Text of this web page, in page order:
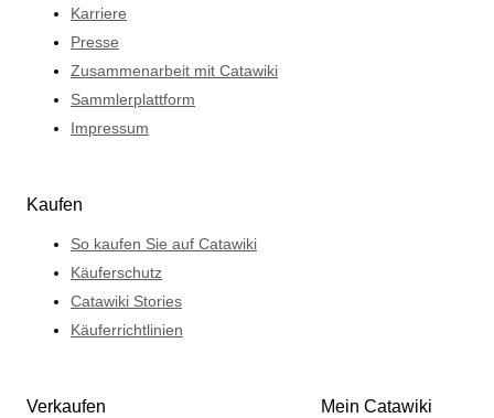
Karriere
Presse
Zusammenarbeit mit Catawiki
Sammlerplattform
Impressum
Kaufen
So kaufen Sie auf Catawiki
Käuferschutz
Catawiki Stories
Käuferrichtlinien
Verkaufen Mein Catawiki